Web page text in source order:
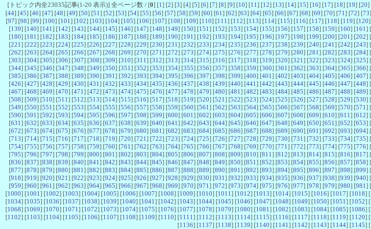
[トピック内全23035記事(1-20 表示)] 全ページ数 / [0] [1 ] [2] [3] [4] [5] [6] [7] [8] [9] [10] [11 ] [12] [13] [14] [15] [16] [17] [18] [19] [20]
[44] [45] [46] [47] [48] [49] [50] [51 ] [52] [53] [54] [55] [56] [57] [58] [59] [60] [61 ] [62] [63] [64] [65] [66] [67] [68] [69] [70] [71 ] [72] [73
[97] [98] [99] [100] [101 ] [102] [103] [104] [105] [106] [107] [108] [109] [110] [111 ] [112] [113] [114] [115] [116] [117] [118] [119] [120
[139] [140] [141 ] [142] [143] [144] [145] [146] [147] [148] [149] [150] [151 ] [152] [153] [154] [155] [156] [157] [158] [159] [160] [161 ] [
[180] [181 ] [182] [183] [184] [185] [186] [187] [188] [189] [190] [191 ] [192] [193] [194] [195] [196] [197] [198] [199] [200] [201 ] [202] [
[221 ] [222] [223] [224] [225] [226] [227] [228] [229] [230] [231 ] [232] [233] [234] [235] [236] [237] [238] [239] [240] [241 ] [242] [243] [
[262] [263] [264] [265] [266] [267] [268] [269] [270] [271 ] [272] [273] [274] [275] [276] [277] [278] [279] [280] [281 ] [282] [283] [284] [
[303] [304] [305] [306] [307] [308] [309] [310] [311 ] [312] [313] [314] [315] [316] [317] [318] [319] [320] [321 ] [322] [323] [324] [325] [
[344] [345] [346] [347] [348] [349] [350] [351 ] [352] [353] [354] [355] [356] [357] [358] [359] [360] [361 ] [362] [363] [364] [365] [366] [
[385] [386] [387] [388] [389] [390] [391 ] [392] [393] [394] [395] [396] [397] [398] [399] [400] [401 ] [402] [403] [404] [405] [406] [407] [
[426] [427] [428] [429] [430] [431 ] [432] [433] [434] [435] [436] [437] [438] [439] [440] [441 ] [442] [443] [444] [445] [446] [447] [448] [
[467] [468] [469] [470] [471 ] [472] [473] [474] [475] [476] [477] [478] [479] [480] [481 ] [482] [483] [484] [485] [486] [487] [488] [489] [
[508] [509] [510] [511 ] [512] [513] [514] [515] [516] [517] [518] [519] [520] [521 ] [522] [523] [524] [525] [526] [527] [528] [529] [530] [
[549] [550] [551 ] [552] [553] [554] [555] [556] [557] [558] [559] [560] [561 ] [562] [563] [564] [565] [566] [567] [568] [569] [570] [571 ] [
[590] [591 ] [592] [593] [594] [595] [596] [597] [598] [599] [600] [601 ] [602] [603] [604] [605] [606] [607] [608] [609] [610] [611 ] [612] [
[631 ] [632] [633] [634] [635] [636] [637] [638] [639] [640] [641 ] [642] [643] [644] [645] [646] [647] [648] [649] [650] [651 ] [652] [653] [
[672] [673] [674] [675] [676] [677] [678] [679] [680] [681 ] [682] [683] [684] [685] [686] [687] [688] [689] [690] [691 ] [692] [693] [694] [
[713] [714] [715] [716] [717] [718] [719] [720] [721 ] [722] [723] [724] [725] [726] [727] [728] [729] [730] [731 ] [732] [733] [734] [735] [
[754] [755] [756] [757] [758] [759] [760] [761 ] [762] [763] [764] [765] [766] [767] [768] [769] [770] [771 ] [772] [773] [774] [775] [776] [
[795] [796] [797] [798] [799] [800] [801 ] [802] [803] [804] [805] [806] [807] [808] [809] [810] [811 ] [812] [813] [814] [815] [816] [817] [
[836] [837] [838] [839] [840] [841 ] [842] [843] [844] [845] [846] [847] [848] [849] [850] [851 ] [852] [853] [854] [855] [856] [857] [858] [
[877] [878] [879] [880] [881 ] [882] [883] [884] [885] [886] [887] [888] [889] [890] [891 ] [892] [893] [894] [895] [896] [897] [898] [899] [
[918] [919] [920] [921 ] [922] [923] [924] [925] [926] [927] [928] [929] [930] [931 ] [932] [933] [934] [935] [936] [937] [938] [939] [940] [
[959] [960] [961 ] [962] [963] [964] [965] [966] [967] [968] [969] [970] [971 ] [972] [973] [974] [975] [976] [977] [978] [979] [980] [981 ] [
[1000] [1001 ] [1002] [1003] [1004] [1005] [1006] [1007] [1008] [1009] [1010] [1011 ] [1012] [1013] [1014] [1015] [1016] [1017] [1018] [
[1034] [1035] [1036] [1037] [1038] [1039] [1040] [1041 ] [1042] [1043] [1044] [1045] [1046] [1047] [1048] [1049] [1050] [1051 ] [1052] [
[1068] [1069] [1070] [1071 ] [1072] [1073] [1074] [1075] [1076] [1077] [1078] [1079] [1080] [1081 ] [1082] [1083] [1084] [1085] [1086] [
[1102] [1103] [1104] [1105] [1106] [1107] [1108] [1109] [1110] [1111 ] [1112] [1113] [1114] [1115] [1116] [1117] [1118] [1119] [1120] [
[1136] [1137] [1138] [1139] [1140] [1141 ] [1142] [1143] [1144] [1145] [